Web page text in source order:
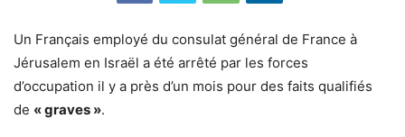
Un Français employé du consulat général de France à
Jérusalem en Israël a été arrêté par les forces
d’occupation il y a près d’un mois pour des faits qualifiés
de « graves ».